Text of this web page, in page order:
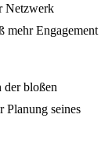
Netzwerk
mehr Engagement
der bloßen
Planung seines